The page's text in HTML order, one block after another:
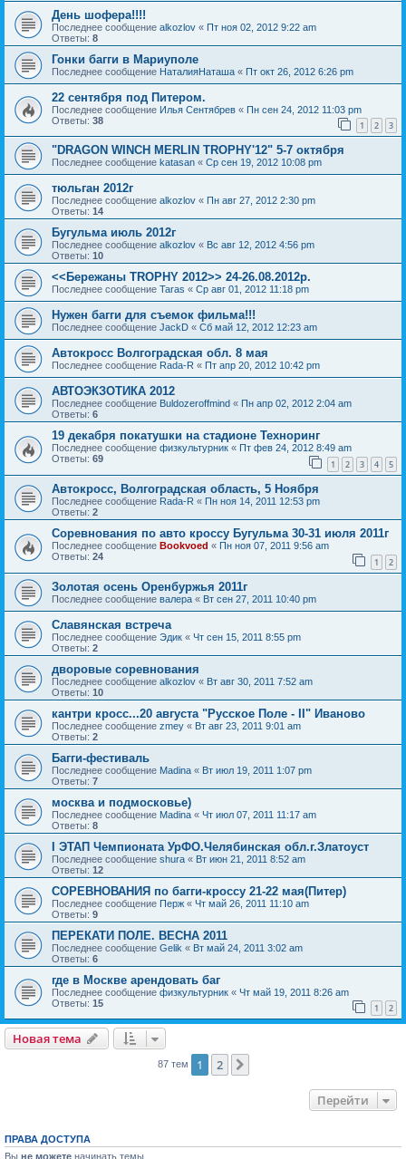
День шофера!!!!
Последнее сообщение alkozlov « Пт ноя 02, 2012 9:22 am
Ответы: 8
Гонки багги в Мариуполе
Последнее сообщение НаталияНаташа « Пт окт 26, 2012 6:26 pm
22 сентября под Питером.
Последнее сообщение Илья Сентябрев « Пн сен 24, 2012 11:03 pm
Ответы: 38 1 2 3
"DRAGON WINCH MERLIN TROPHY'12" 5-7 октября
Последнее сообщение katasan « Ср сен 19, 2012 10:08 pm
тюльган 2012г
Последнее сообщение alkozlov « Пн авг 27, 2012 2:30 pm
Ответы: 14
Бугульма июль 2012г
Последнее сообщение alkozlov « Вс авг 12, 2012 4:56 pm
Ответы: 10
<<Бережаны TROPHY 2012>> 24-26.08.2012р.
Последнее сообщение Taras « Ср авг 01, 2012 11:18 pm
Нужен багги для съемок фильма!!!
Последнее сообщение JackD « Сб май 12, 2012 12:23 am
Автокросс Волгоградская обл. 8 мая
Последнее сообщение Rada-R « Пт апр 20, 2012 10:42 pm
АВТОЭКЗОТИКА 2012
Последнее сообщение Buldozeroffmind « Пн апр 02, 2012 2:04 am
Ответы: 6
19 декабря покатушки на стадионе Техноринг
Последнее сообщение физкультурник « Пт фев 24, 2012 8:49 am
Ответы: 69 1 2 3 4 5
Автокросс, Волгоградская область, 5 Ноября
Последнее сообщение Rada-R « Пн ноя 14, 2011 12:53 pm
Ответы: 2
Соревнования по авто кроссу Бугульма 30-31 июля 2011г
Последнее сообщение Bookvoed « Пн ноя 07, 2011 9:56 am
Ответы: 24 1 2
Золотая осень Оренбуржья 2011г
Последнее сообщение валера « Вт сен 27, 2011 10:40 pm
Славянская встреча
Последнее сообщение Эдик « Чт сен 15, 2011 8:55 pm
Ответы: 2
дворовые соревнования
Последнее сообщение alkozlov « Вт авг 30, 2011 7:52 am
Ответы: 10
кантри кросс...20 августа "Русское Поле - II" Иваново
Последнее сообщение zmey « Вт авг 23, 2011 9:01 am
Ответы: 2
Багги-фестиваль
Последнее сообщение Madina « Вт июл 19, 2011 1:07 pm
Ответы: 7
москва и подмосковье)
Последнее сообщение Madina « Чт июл 07, 2011 11:17 am
Ответы: 8
I ЭТАП Чемпионата УрФО.Челябинская обл.г.Златоуст
Последнее сообщение shura « Вт июн 21, 2011 8:52 am
Ответы: 12
СОРЕВНОВАНИЯ по багги-кроссу 21-22 мая(Питер)
Последнее сообщение Перж « Чт май 26, 2011 11:10 am
Ответы: 9
ПЕРЕКАТИ ПОЛЕ. ВЕСНА 2011
Последнее сообщение Gelik « Вт май 24, 2011 3:02 am
Ответы: 6
где в Москве арендовать баг
Последнее сообщение физкультурник « Чт май 19, 2011 8:26 am
Ответы: 15 1 2
Новая тема
87 тем 1 2
Перейти
ПРАВА ДОСТУПА
Вы не можете начинать темы